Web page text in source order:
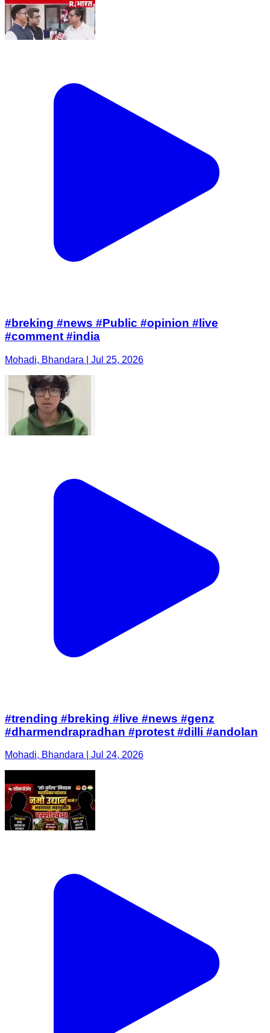
#breking #news #Public #opinion #live
#comment #india
Mohadi, Bhandara | Jul 25, 2026
#trending #breking #live #news #genz
#dharmendrapradhan #protest #dilli #andolan
Mohadi, Bhandara | Jul 24, 2026